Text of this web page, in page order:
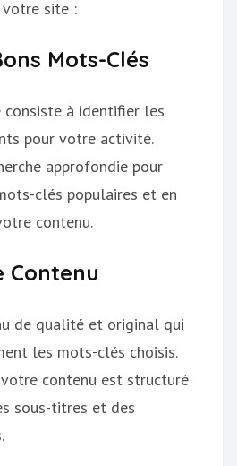
site :
Mots-Clés
consiste à identifier les
pour votre activité.
approfondie pour
clés populaires et en
contenu.
Contenu
de qualité et original qui
les mots-clés choisis.
contenu est structuré
sous-titres et des